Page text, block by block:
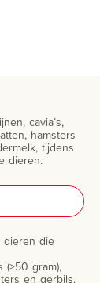
cavia’s,
hamsters
tijdens
dieren.
dieren die
(>50 gram),
en gerbils.